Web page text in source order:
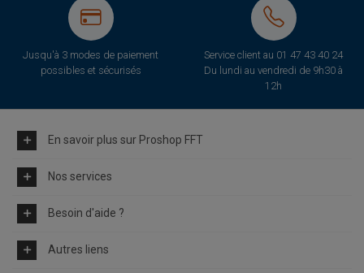
Jusqu'à 3 modes de paiement
possibles et sécurisés
Service client au 01 47 43 40 24
Du lundi au vendredi de 9h30 à
12h
En savoir plus sur Proshop FFT
Nos services
Besoin d'aide ?
Autres liens